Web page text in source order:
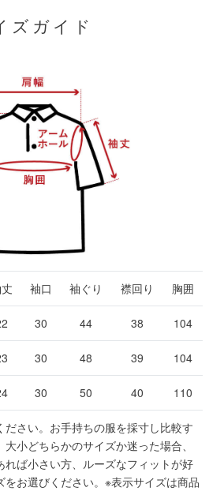
ズガイド
袖口 袖ぐり 襟回り 胸囲
30 44 38 104
30 48 39 104
30 50 40 110
さい。お手持ちの服を採寸し比較す
小どちらかのサイズか迷った場合、
れば小さい方、ルーズなフィットが好
お選びください。 ※表示サイズは商品